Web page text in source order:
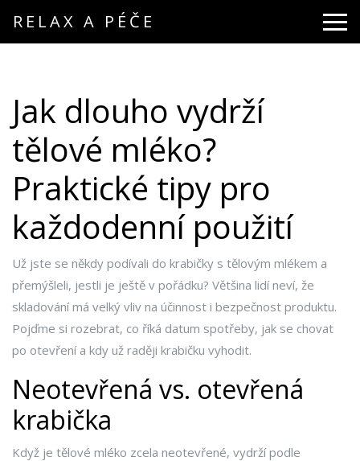
RELAX A PÉČE
Jak dlouho vydrží
tělové mléko?
Praktické tipy pro
každodenní použití
Už jste se někdy podívali do krabičky s tělovým mlékem a
přemýšleli, jestli je ještě v pořádku? Většina lidí neví, že
skladování má velký vliv na účinnost i bezpečnost produktu.
Pojďme si rozebrat, co říká datum spotřeby, jak se chovat
po otevření a kdy už raději krabičku vyhodit.
Neotevřená vs. otevřená
krabička
Když je tělové mléko zcela neotevřené, vydrží podle